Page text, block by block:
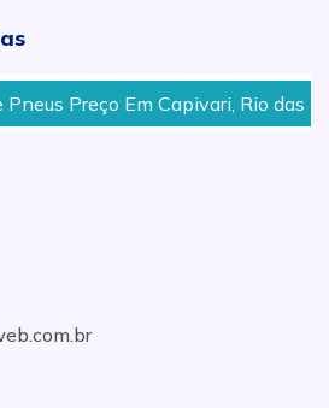
Preço Em Capivari, Rio das